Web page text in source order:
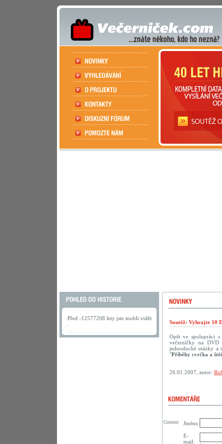
Před -12577208 lety jste mohli vidět
Soutěž: Vyhrajte 10
Opět ve spolupráci
večerníčky na
jednoduché otázky a
"Příběhy cvrčka a
26.01.2007, autor:
Jméno:
E-
mail:
Content